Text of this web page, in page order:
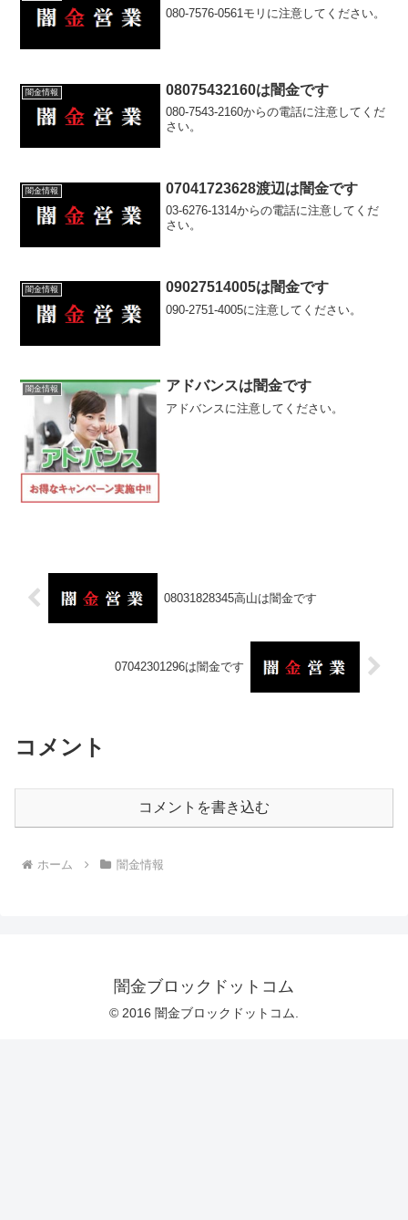
080-7576-0561モリに注意してください。
闇金情報 08075432160は闇金です
080-7543-2160からの電話に注意してくだ
さい。
闇金情報 07041723628渡辺は闇金です
03-6276-1314からの電話に注意してくだ
さい。
闇金情報 09027514005は闇金です
090-2751-4005に注意してください。
闇金情報 アドバンスは闇金です
アドバンスに注意してください。
08031828345高山は闇金です
07042301296は闇金です
コメント
コメントを書き込む
ホーム 闇金情報
闇金ブロックドットコム
© 2016 闇金ブロックドットコム.